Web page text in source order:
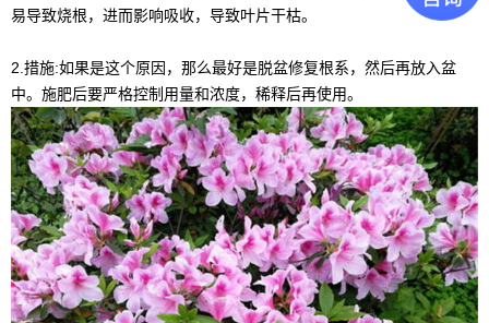
易导致烧根，进而影响吸收，导致叶片干枯。
2.措施:如果是这个原因，那么最好是脱盆修复根系，然后再放入盆
中。施肥后要严格控制用量和浓度，稀释后再使用。